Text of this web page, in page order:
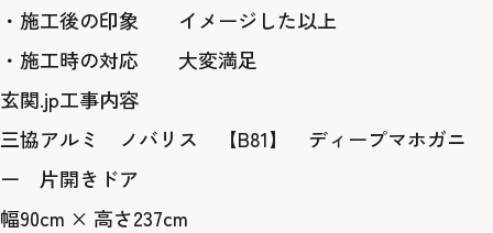
・施工後の印象 イメージした以上
・施工時の対応 大変満足
玄関.jp工事内容
三協アルミ ノバリス 【B81】 ディープマホガニ
ー 片開きドア
幅90cm × 高さ237cm